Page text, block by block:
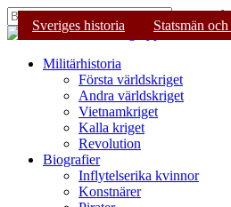
Skip
to
content
Tryck på
Stäng
Menu
Militärhistoria
Första världskriget
Andra världskriget
Vietnamkriget
Kalla kriget
Revolution
Biografier
Inflytelserika kvinnor
Konstnärer
Sveriges historia
Sveriges historia Statsmän
Sveriges historia Statsmän